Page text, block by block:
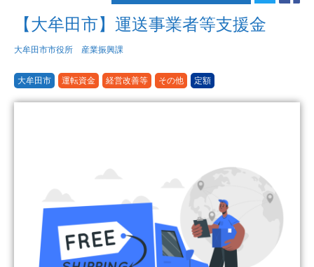
【大牟田市】運送事業者等支援金
大牟田市市役所 産業振興課
大牟田市 運転資金 経営改善等 その他 定額